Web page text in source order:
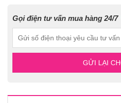
Gọi điện tư vấn mua hàng 24/7